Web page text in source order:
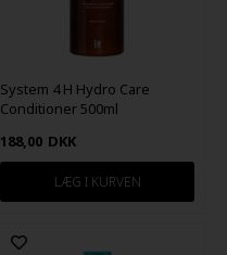
System 4 H Hydro Care
Conditioner 500ml
188,00 DKK